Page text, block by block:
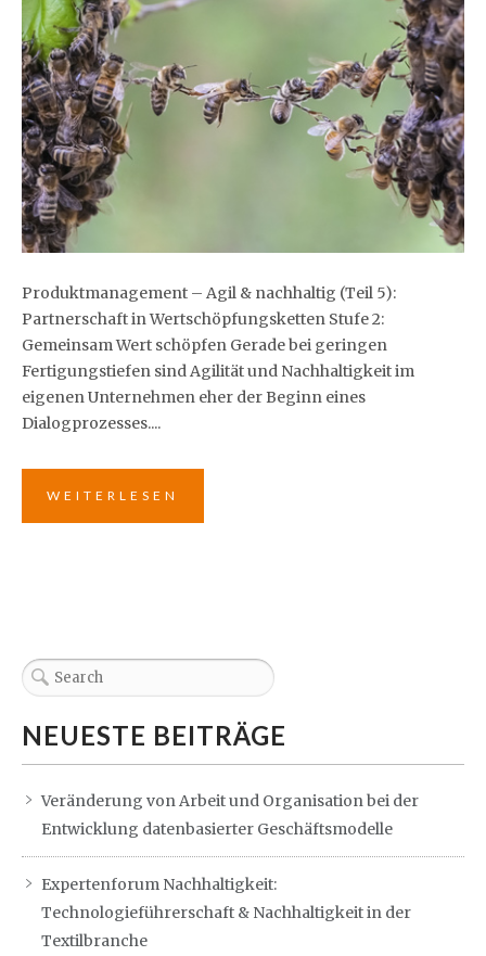
Produktmanagement – Agil & nachhaltig (Teil 5):
Partnerschaft in Wertschöpfungsketten Stufe 2:
Gemeinsam Wert schöpfen Gerade bei geringen
Fertigungstiefen sind Agilität und Nachhaltigkeit im
eigenen Unternehmen eher der Beginn eines
Dialogprozesses....
WEITERLESEN
NEUESTE BEITRÄGE
Veränderung von Arbeit und Organisation bei der
Entwicklung datenbasierter Geschäftsmodelle
Expertenforum Nachhaltigkeit:
Technologieführerschaft & Nachhaltigkeit in der
Textilbranche